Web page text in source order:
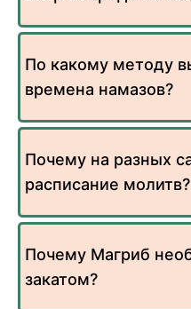
По какому методу
времена намазов?
Почему на разных
расписание молитв?
Почему Магриб
закатом?